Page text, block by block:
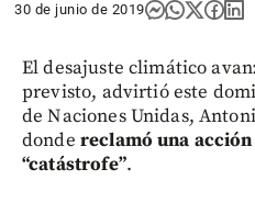
30 de junio de 2019
El desajuste climático
previsto, advirtió este
de Naciones Unidas,
donde reclamó una
“catástrofe”.